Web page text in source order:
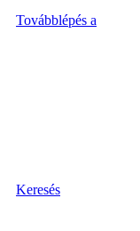
Továbblépés a
Keresés